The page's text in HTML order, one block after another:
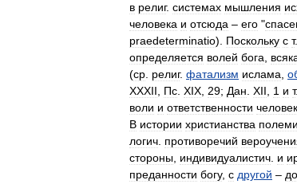
в религ. системах мышления
человека и отсюда – его "
praedeterminatio). Поскольку с т.
определяется волей бога
(ср религ. фатализм ислама
XXXII
Пс XIX 29; Дан XII 1 и т.
воли и ответственности
В истории христианства
логич противоречий
стороны индивидуалистич и
преданности богу, с другой –